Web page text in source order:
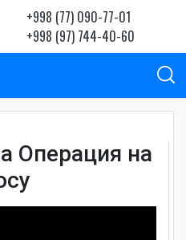
+998 (77) 090-77-01
+998 (97) 744-40-60
Операция на